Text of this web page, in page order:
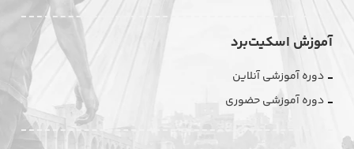
آموزش اسکیت‌برد
دوره آموزشی آنلاین
دوره آموزشی حضوری